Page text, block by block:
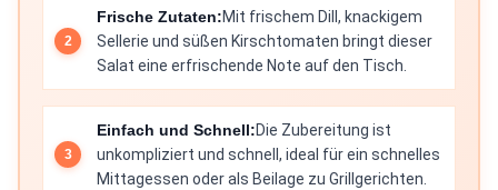
Frische Zutaten:Mit frischem Dill, knackigem
Sellerie und süßen Kirschtomaten bringt dieser
Salat eine erfrischende Note auf den Tisch.
Einfach und Schnell:Die Zubereitung ist
unkompliziert und schnell, ideal für ein schnelles
Mittagessen oder als Beilage zu Grillgerichten.